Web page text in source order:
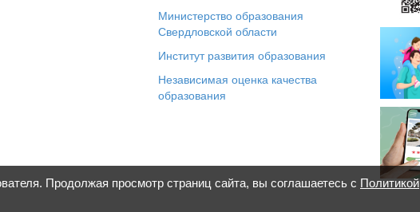
Министерство образования
Свердловской области
Институт развития образования
Независимая оценка качества
образования
Продолжая просмотр страниц сайта, вы соглашаетесь с Политикой